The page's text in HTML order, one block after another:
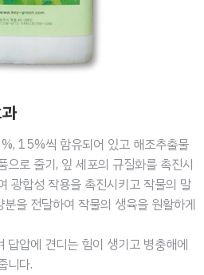
15%씩 함유되어 있고 해조추출물
으로 줄기, 잎 세포의 규질화를 촉진시
광합성 작용을 촉진시키고 작물의 말
을 전달하여 작물의 생육을 원활하게
답압에 견디는 힘이 생기고 병충해에
니다.